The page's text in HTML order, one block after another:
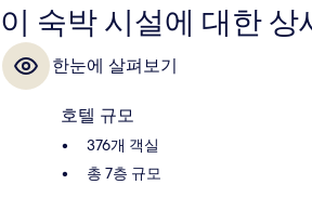
이 숙박 시설에 대한 상
한눈에 살펴보기
호텔 규모
376개 객실
총 7층 규모